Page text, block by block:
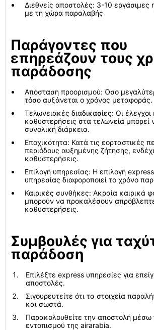
Διεθνείς αποστολές: 3-10 εργάσιμες
με τη χώρα παραλαβής
Παράγοντες που
επηρεάζουν τους
παράδοσης
Απόσταση προορισμού: Όσο
τόσο αυξάνεται ο χρόνος μεταφοράς.
Τελωνειακές διαδικασίες: Οι έλεγχοι
καθυστερήσεις στα τελωνεία
συνολική διάρκεια.
Εποχικότητα: Κατά τις εορταστικές
περιόδους αυξημένης ζήτησης,
καθυστερήσεις.
Επιλογή υπηρεσίας: Η επιλογή
υπηρεσίας διαφοροποιεί το χρόνο
Καιρικές συνθήκες: Ακραία καιρικά
μπορούν να προκαλέσουν
καθυστερήσεις.
Συμβουλές για
παράδοση
Επιλέξτε express υπηρεσίες για
αποστολές.
Σιγουρευτείτε ότι τα στοιχεία
και σωστά.
Παρακολουθείτε την αποστολή μέσω
εντοπισμού της airarabia.